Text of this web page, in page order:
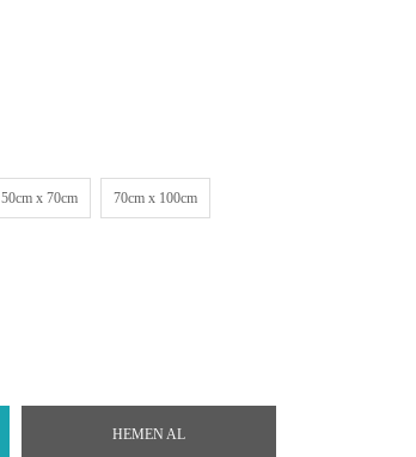
50cm x 70cm 70cm x 100cm
HEMEN AL